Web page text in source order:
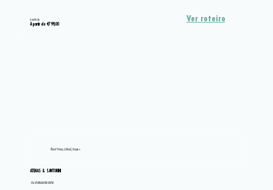
Ver roteiro
A partir de €799,00
A partir de
Ilhas E Praias, Cultural, Grupos
ATENAS & SANTORINI
EM APARTAMENTO DUPLO